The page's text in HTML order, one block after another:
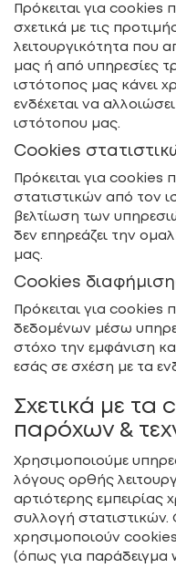
Πρόκειται για cookies
σχετικά με τις
λειτουργικότητα που
μας ή από υπηρεσίες
ιστότοπος μας κάνει
ενδέχεται να
ιστότοπου μας.
Cookies
Πρόκειται για cookies
στατιστικών από τον
βελτίωση των
δεν επηρεάζει την
μας.
Cookies
Πρόκειται για cookies
δεδομένων μέσω
στόχο την εμφάνιση
εσάς σε σχέση με τα
Σχετικά με τα
παρόχων &
Χρησιμοποιούμε
λόγους ορθής
αρτιότερης
συλλογή στατιστικών.
χρησιμοποιούν
(όπως για